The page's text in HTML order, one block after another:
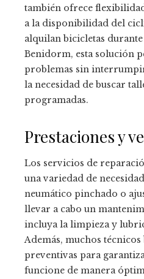
también ofrece
a la disponibilidad del
alquilan bicicletas durante
Benidorm, esta solución
problemas sin
la necesidad de buscar
programadas.
Prestaciones y
Los servicios de
una variedad de
neumático pinchado o
llevar a cabo un
incluya la limpieza y
Además, muchos
preventivas para
funcione de manera